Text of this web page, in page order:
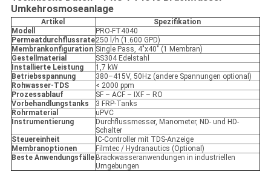
Umkehrosmoseanlage
Artikel
Spezifikation
Modell
PRO-FT4040
Permeatdurchflussrate250 l/h (1.600 GPD)
Membrankonfiguration Single Pass, 4"x40" (1 Membran)
Gestellmaterial
SS304 Edelstahl
Installierte Leistung
1,7 kW
Betriebsspannung
380–415V, 50Hz (andere Spannungen optional)
Rohwasser-TDS
< 2000 ppm
Prozessablauf
SF – ACF – IXF – RO
Vorbehandlungstanks
3 FRP-Tanks
Rohrmaterial
uPVC
Instrumentierung
Durchflussmesser, Manometer, ND- und HD-
Schalter
Steuereinheit
IC-Controller mit TDS-Anzeige
Membranoptionen
Filmtec / Hydranautics (Optional)
Beste Anwendungsfälle Brackwasseranwendungen in industriellen
Umgebungen